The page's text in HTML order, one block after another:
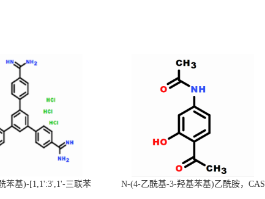
苯基)-[1,1':3',1'-三联苯
N-(4-乙酰基-3-羟基苯基)乙酰胺，CAS